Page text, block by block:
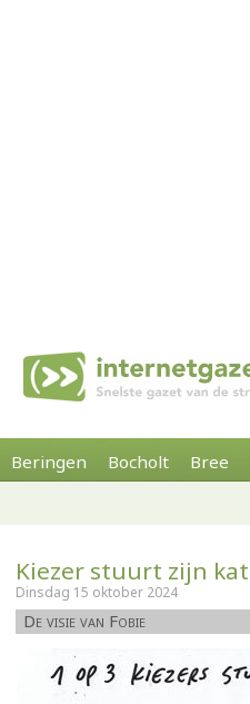
Beringen Bocholt Bree
Kiezer stuurt zijn kat
Dinsdag 15 oktober 2024
De visie van Fobie